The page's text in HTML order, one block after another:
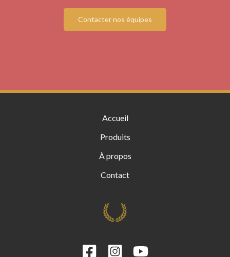
Contacter nos équipes
Accueil
Produits
À propos
Contact